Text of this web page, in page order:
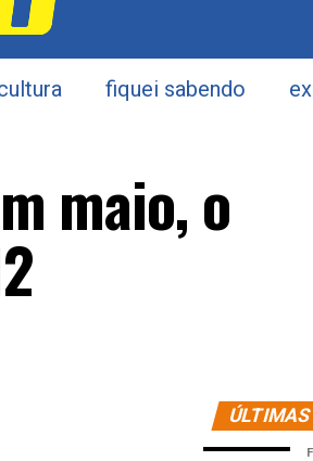
fiquei sabendo
maio, o
ÚLTIMAS